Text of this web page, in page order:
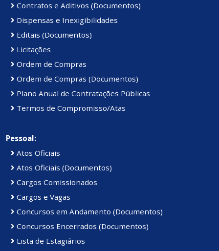
Contratos e Aditivos (Documentos)
Dispensas e Inexigibilidades
Editais (Documentos)
Licitações
Ordem de Compras
Ordem de Compras (Documentos)
Plano Anual de Contratações Públicas
Termos de Compromisso/Atas
Pessoal:
Atos Oficiais
Atos Oficiais (Documentos)
Cargos Comissionados
Cargos e Vagas
Concursos em Andamento (Documentos)
Concursos Encerrados (Documentos)
Lista de Estagiários